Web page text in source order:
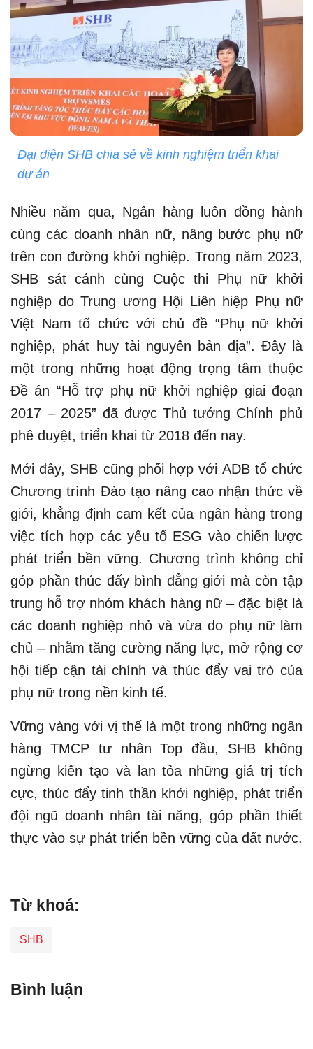
Đại diện SHB chia sẻ về kinh nghiệm triển khai
dự án
Nhiều năm qua, Ngân hàng luôn đồng hành
cùng các doanh nhân nữ, nâng bước phụ nữ
trên con đường khởi nghiệp. Trong năm 2023,
SHB sát cánh cùng Cuộc thi Phụ nữ khởi
nghiệp do Trung ương Hội Liên hiệp Phụ nữ
Việt Nam tổ chức với chủ đề “Phụ nữ khởi
nghiệp, phát huy tài nguyên bản địa”. Đây là
một trong những hoạt động trọng tâm thuộc
Đề án “Hỗ trợ phụ nữ khởi nghiệp giai đoạn
2017 – 2025” đã được Thủ tướng Chính phủ
phê duyệt, triển khai từ 2018 đến nay.
Mới đây, SHB cũng phối hợp với ADB tổ chức
Chương trình Đào tạo nâng cao nhận thức về
giới, khẳng định cam kết của ngân hàng trong
việc tích hợp các yếu tố ESG vào chiến lược
phát triển bền vững. Chương trình không chỉ
góp phần thúc đẩy bình đẳng giới mà còn tập
trung hỗ trợ nhóm khách hàng nữ – đặc biệt là
các doanh nghiệp nhỏ và vừa do phụ nữ làm
chủ – nhằm tăng cường năng lực, mở rộng cơ
hội tiếp cận tài chính và thúc đẩy vai trò của
phụ nữ trong nền kinh tế.
Vững vàng với vị thế là một trong những ngân
hàng TMCP tư nhân Top đầu, SHB không
ngừng kiến tạo và lan tỏa những giá trị tích
cực, thúc đẩy tinh thần khởi nghiệp, phát triển
đội ngũ doanh nhân tài năng, góp phần thiết
thực vào sự phát triển bền vững của đất nước.
Từ khoá:
SHB
Bình luận